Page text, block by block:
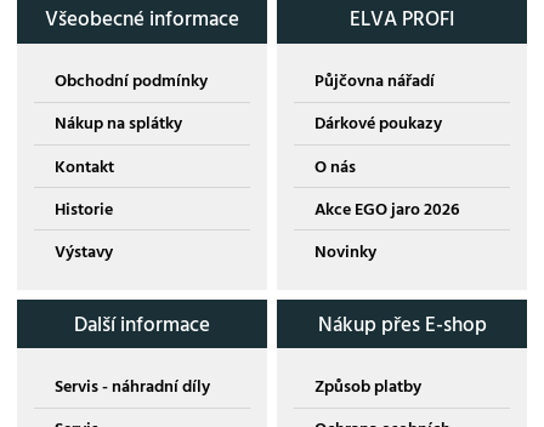
Všeobecné informace
Obchodní podmínky
Nákup na splátky
Kontakt
Historie
Výstavy
ELVA PROFI
Půjčovna nářadí
Dárkové poukazy
O nás
Akce EGO jaro 2026
Novinky
Další informace
Servis - náhradní díly
Nákup přes E-shop
Způsob platby